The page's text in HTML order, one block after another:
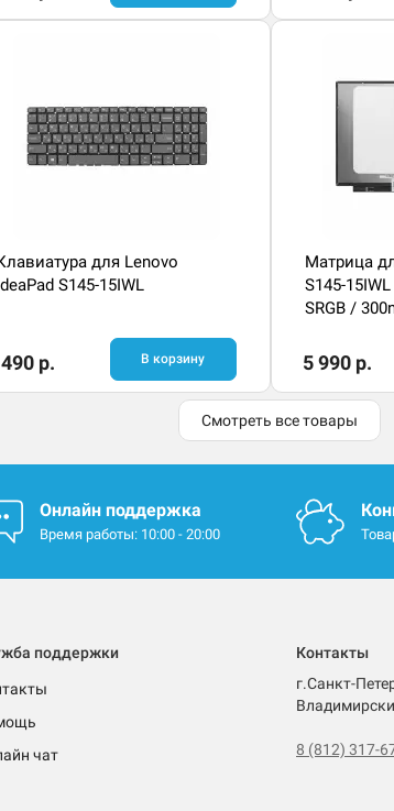
для Lenovo
S145-15IWL
490 р. В корзину
Матрица
S145-
SRGB /
5 990 р.
Смотреть все товары
Онлайн поддержка
Время работы: 10:00 - 20:00
поддержки
чат
Контакты
г.Санкт-
8 (812) 317-